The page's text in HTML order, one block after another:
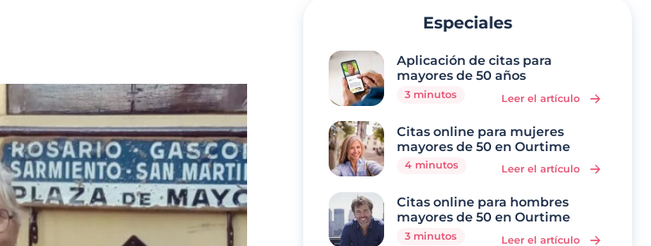
Especiales
Aplicación de citas para
mayores de 50 años
3 minutos Leer el artículo
Citas online para mujeres
mayores de 50 en Ourtime
4 minutos Leer el artículo
Citas online para hombres
mayores de 50 en Ourtime
3 minutos Leer el artículo